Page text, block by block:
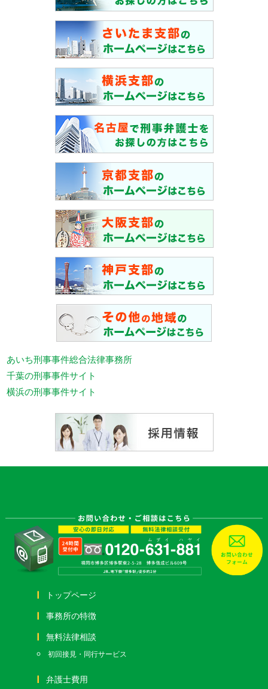
あいち刑事事件総合法律事務所
千葉の刑事事件サイト
横浜の刑事事件サイト
トップページ
事務所の特徴
無料法律相談
初回接見・同行サービス
弁護士費用